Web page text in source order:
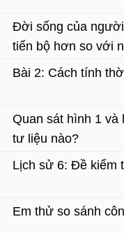
Đời sống của
tiến bộ hơn so với
Bài 2: Cách tính
Quan sát hình 1 và
tư liệu nào?
Lịch sử 6: Đề kiểm
Em thử so sánh